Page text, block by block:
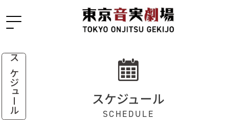
スケジュール スケジュール
SCHEDULE